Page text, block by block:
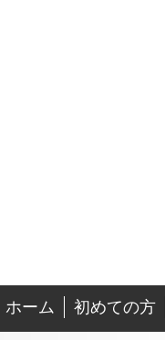
ホーム 初めての方